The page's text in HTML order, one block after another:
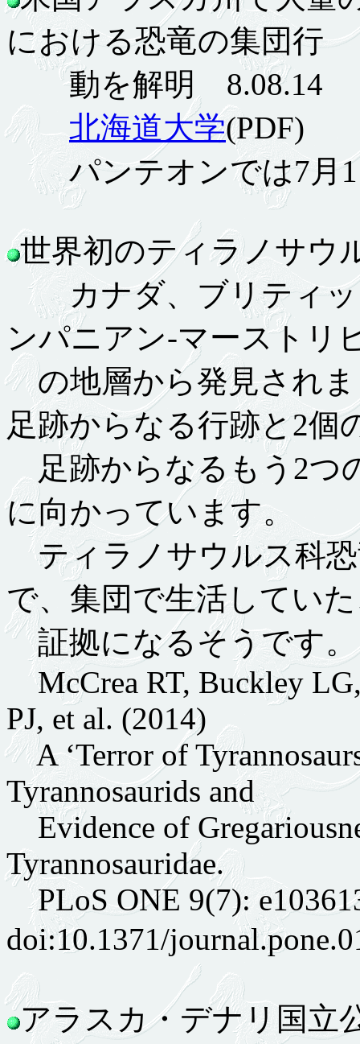
における恐竜の集団行
動を解明 8.08.14
北海道大学(PDF)
パンテオンでは7月1
世界初のティラノサウ
カナダ、ブリティッ
ンパニアン-マーストリ
の地層から発見されま
足跡からなる行跡と2個
足跡からなるもう2つ
に向かっています。
ティラノサウルス科
で、集団で生活してい
証拠になるそうです。
McCrea RT, Buckley
PJ, et al. (2014)
A ‘Terror of
Tyrannosaurids and
Evidence of
Tyrannosauridae.
PLoS ONE 9(7):
doi:10.1371/
アラスカ・デナリ国立